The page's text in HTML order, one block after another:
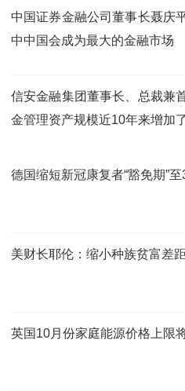
中国证券金融公司董事长聂庆
中中国会成为最大的金融市场
信安金融集团董事长、总裁兼
金管理资产规模近10年来增加
德国缩短新冠康复者“豁免期”至
美财长耶伦：缩小种族贫富差
英国10月份家庭能源价格上限